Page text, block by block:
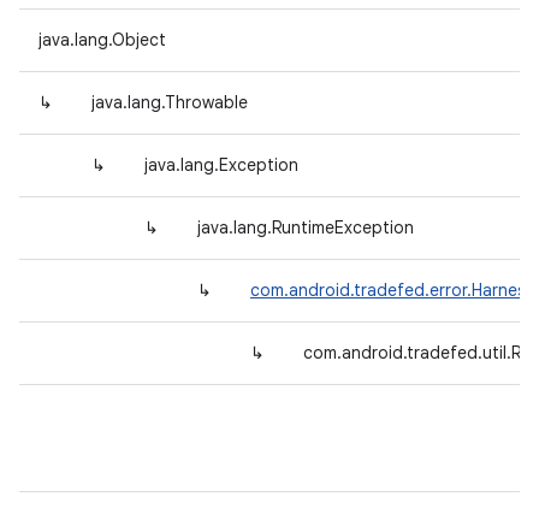
java.lang.Object
↳ java.lang.Throwable
↳ java.lang.Exception
↳ java.lang.RuntimeException
↳
↳